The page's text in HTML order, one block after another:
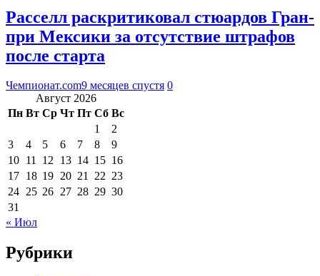
Расселл раскритиковал стюардов Гран-
при Мексики за отсутствие штрафов
после старта
Чемпионат.com9 месяцев спустя 0
Август 2026
Пн Вт Ср Чт Пт Сб Вс
1
2
3
4 5 6 7 8
9
10 11 12 13 14 15 16
17 18 19 20 21 22 23
24 25 26 27 28 29 30
31
« Июл
Рубрики